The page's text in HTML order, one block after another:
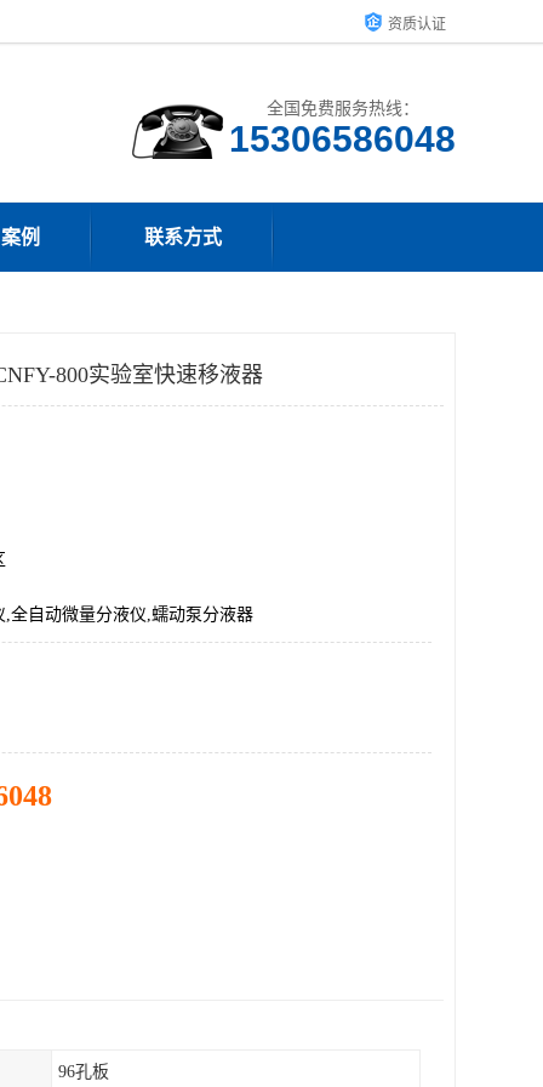
资质认证
全国免费服务热线：
15306586048
例 联系方式
800实验室快速移液器
,全自动微量分液仪,蠕动泵分液器
96孔板